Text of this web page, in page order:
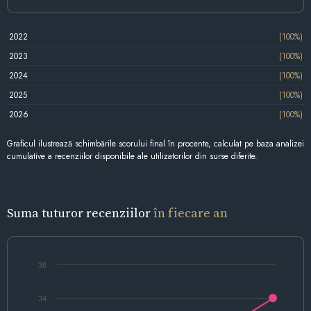
2022
(100%)
2023
(100%)
2024
(100%)
2025
(100%)
2026
(100%)
Graficul ilustrează schimbările scorului final în procente, calculat pe baza analizei
cumulative a recenziilor disponibile ale utilizatorilor din surse diferite.
Suma tuturor recenziilorîn fiecare an
34
36